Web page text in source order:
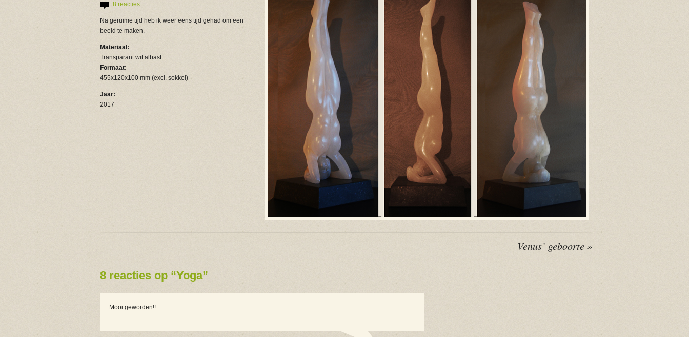
8 reacties
Na geruime tijd heb ik weer eens tijd gehad om een
beeld te maken.
Materiaal:
Transparant wit albast
Formaat:
455x120x100 mm (excl. sokkel)
Jaar:
2017
Venus’ geboorte »
8 reacties op “Yoga”
Mooi geworden!!